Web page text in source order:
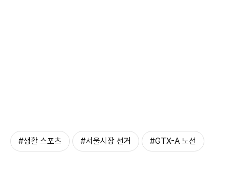
#생활 스포츠 #서울시장 선거 #GTX-A 노선